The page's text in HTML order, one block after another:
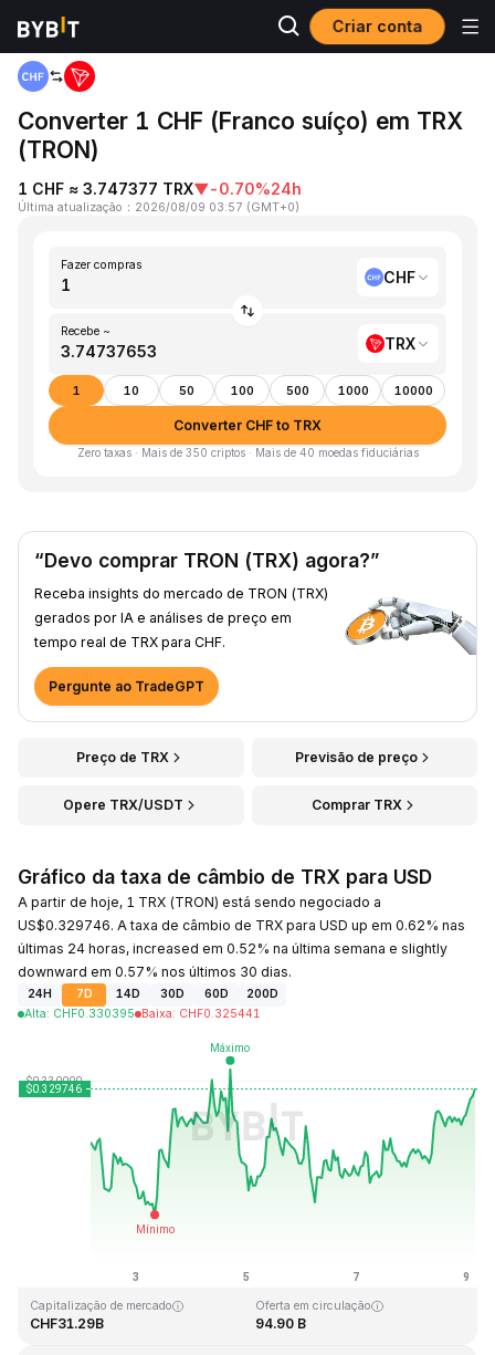
Criar conta
Página inicial
Converter 1 CHF (Franco suíço) em TRX
(TRON)
1 CHF ≈ 3.747377 TRX▼-0.70%24h
Última atualização ： 2026/08/09 03:57 (GMT+0)
Fazer compras
CHF
Recebe ~
TRX
1 10 50 100 500 1000 10000
Converter CHF to TRX
Zero taxas · Mais de 350 criptos · Mais de 40 moedas fiduciárias
“Devo comprar TRON (TRX) agora?”
Receba insights do mercado de TRON (TRX)
gerados por IA e análises de preço em
tempo real de TRX para CHF.
Pergunte ao TradeGPT
Preço de TRX Previsão de preço
Opere TRX/USDT Comprar TRX
Gráfico da taxa de câmbio de TRX para USD
A partir de hoje, 1 TRX (TRON) está sendo negociado a
US$0.329746. A taxa de câmbio de TRX para USD up em 0.62% nas
últimas 24 horas, increased em 0.52% na última semana e slightly
downward em 0.57% nos últimos 30 dias.
24H 7D 14D 30D 60D
200D
Alta: CHF0.330395 Baixa: CHF0.325441
Última atualização: 2026-08-09, 03:57 GMT+0
Capitalização de mercado
CHF31.29B
Oferta em circulação
94.90 B